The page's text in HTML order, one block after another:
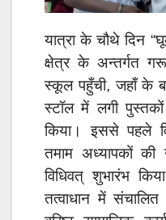
यात्रा के चौथे दिन
क्षेत्र के अन्तर्गत
स्कूल पहुँची, जहाँ के
स्टॉल में लगी
किया। इससे पहले
तमाम अध्यापकों
विधिवत् शुभारंभ
तत्वाधान में